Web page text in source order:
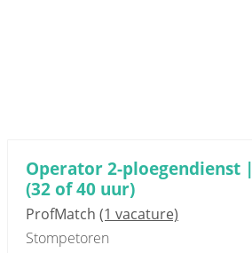
Operator 2-ploegendienst
(32 of 40 uur)
ProfMatch (1 vacature)
Stompetoren